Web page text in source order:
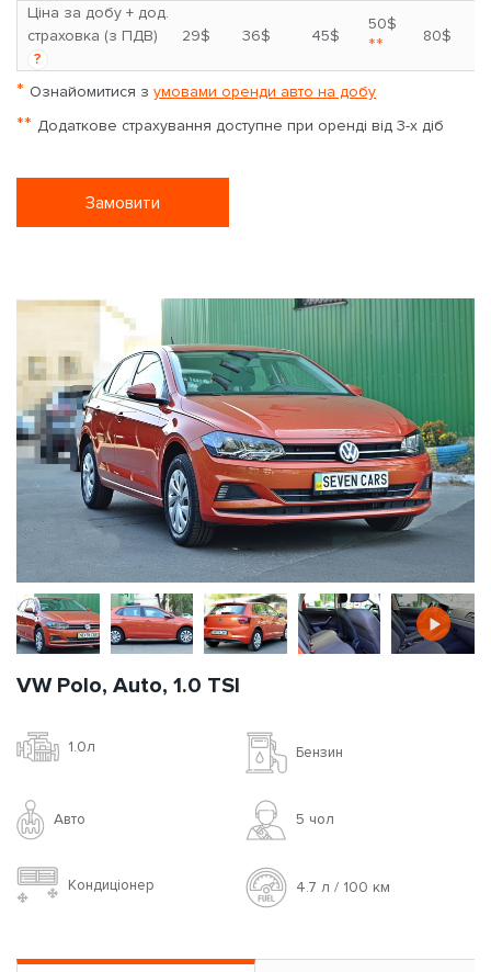
Ціна за добу + дод.
страховка (з ПДВ)
?
29$ 36$ 45$
50$
** 80$
* Ознайомитися з умовами оренди авто на добу
** Додаткове страхування доступне при оренді від 3-х діб
Замовити
VW Polo, Auto, 1.0 TSI
1.0л Бензин
Авто 5 чoл
Кондиціонер 4.7 л / 100 км